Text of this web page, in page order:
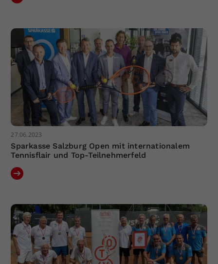
27.06.2023
Sparkasse Salzburg Open mit internationalem
Tennisflair und Top-Teilnehmerfeld